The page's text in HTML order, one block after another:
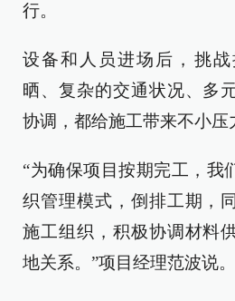
行。
设备和人员进场后，挑
晒、复杂的交通状况、多
协调，都给施工带来不小压
“为确保项目按期完工，我
织管理模式，倒排工期，
施工组织，积极协调材料
地关系。”项目经理范波说。